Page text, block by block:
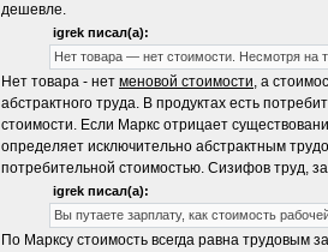
дешевле.
igrek писал(а):
Нет товара — нет стоимости. Несмотря на
Нет товара - нет меновой стоимости, а
абстрактного труда. В продуктах есть
стоимости. Если Маркс отрицает
определяет исключительно абстрактным
потребительной стоимостью. Сизифов труд,
igrek писал(а):
Вы путаете зарплату, как стоимость
По Марксу стоимость всегда равна трудовым